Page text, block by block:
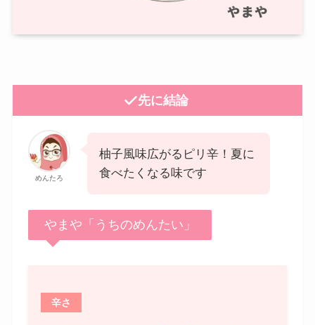
先に結論
めんたろ
柚子風味広がるピリ辛！夏に
食べたくなる味です
やまや「うちのめんたい」
辛さ